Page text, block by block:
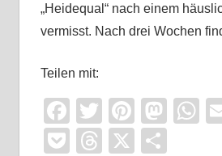
„Heidequal“ nach einem
vermisst. Nach drei Wochen
Teilen mit:
Facebook
Twitter
PocketThreads
X